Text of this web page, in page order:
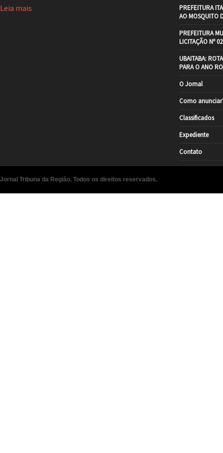
Leia mais
PREFEITURA
AO MOSQUITO
PREFEITURA
LICITAÇÃO Nº
UBAITABA:
PARA O ANO
O Jornal
Como
Classificados
Expediente
Contato
Jornal Tribuna da Região. Todos os direitos reservados.